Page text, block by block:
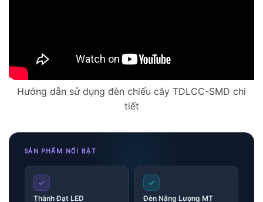
Skip
Hướng dẫn sử dụng đèn chiếu cây TDLCC-SMD chi
tiết
SẢN PHẨM NỔI BẬT
✓
Thành Đạt LED
✓
Đèn Năng Lượng MT